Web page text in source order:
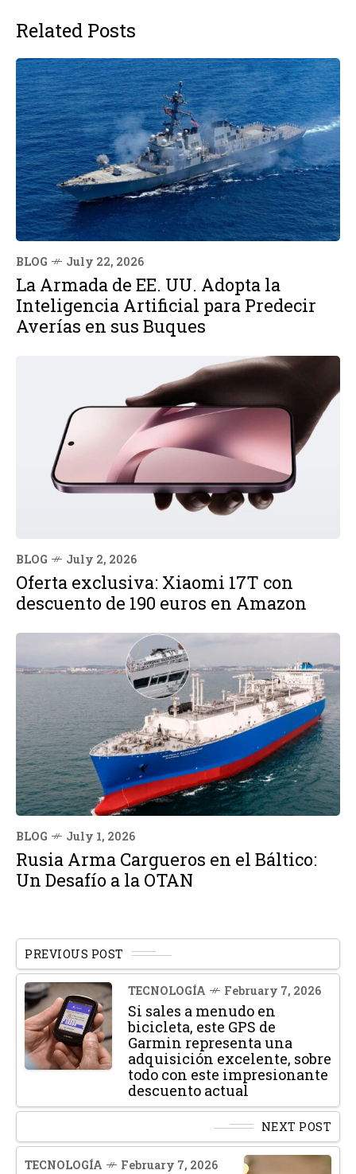
Related Posts
BLOG July 22, 2026
La Armada de EE. UU. Adopta la
Inteligencia Artificial para Predecir
Averías en sus Buques
BLOG July 2, 2026
Oferta exclusiva: Xiaomi 17T con
descuento de 190 euros en Amazon
BLOG July 1, 2026
Rusia Arma Cargueros en el Báltico:
Un Desafío a la OTAN
PREVIOUS POST
TECNOLOGÍA February 7, 2026
Si sales a menudo en
bicicleta, este GPS de
Garmin representa una
adquisición excelente, sobre
todo con este impresionante
descuento actual
NEXT POST
TECNOLOGÍA February 7, 2026